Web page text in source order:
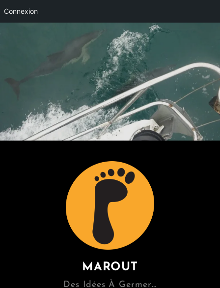
Connexion
MAROUT
Des Idées À Germer…